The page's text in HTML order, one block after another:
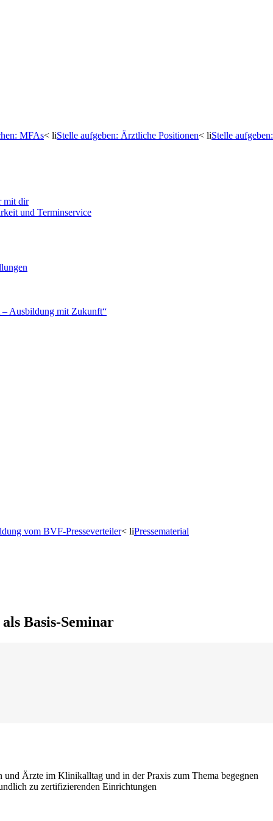
MFAs< liStelle aufgeben: Ärztliche Positionen< liStelle
mit dir
und Terminservice
Ausbildung mit Zukunft“
vom BVF-Presseverteiler< liPressematerial
Basis-Seminar
Ärzte im Klinikalltag und in der Praxis zum Thema begegnen
zu zertifizierenden Einrichtungen